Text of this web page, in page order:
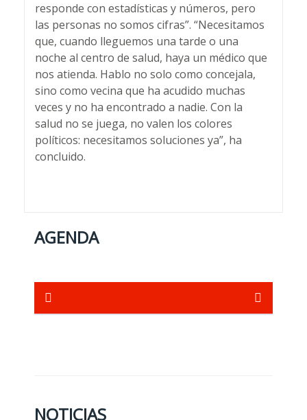
responde con estadísticas y números, pero
las personas no somos cifras”. “Necesitamos
que, cuando lleguemos una tarde o una
noche al centro de salud, haya un médico que
nos atienda. Hablo no solo como concejala,
sino como vecina que ha acudido muchas
veces y no ha encontrado a nadie. Con la
salud no se juega, no valen los colores
políticos: necesitamos soluciones ya”, ha
concluido.
AGENDA
NOTICIAS